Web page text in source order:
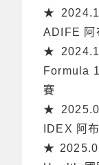
ADIFE 阿
Formula
賽
IDEX 阿